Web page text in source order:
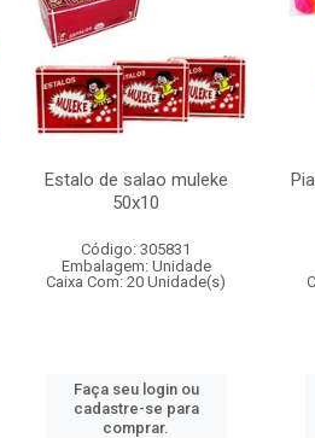
Estalo de salao muleke
50x10
Código: 305831
Embalagem: Unidade
Caixa Com: 20 Unidade(s)
Faça seu login ou
cadastre-se para
comprar.